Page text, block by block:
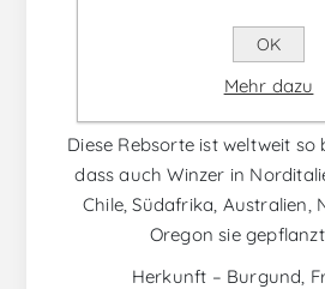
Terroirs der verschiedenen
Komplexität.
Diese Rebsorte ist weltweit so
dass auch Winzer in
Chile, Südafrika, Australien,
Oregon sie
Herkunft – Burgund,
OK
Mehr dazu